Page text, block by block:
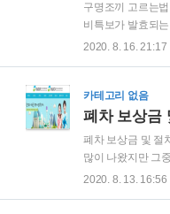
도록 하겠습니다.
카 일대 사막이
열립니다. 그리고
날카로운 모양을
구명조끼 고르는
비특보가 발효되
드시 구명조끼 또
요, 이는 어업인만
에서 수영을 즐기
전 뉴스에서도 보
등 물놀이를 즐기
민들은 혹시 어떤
있을 것이라고 생
2020. 8. 16. 21:17
카테고리 없음
폐차 보상금
폐차 보상금 및 절
많이 나왔지만 그
당했습니다. 이렇
2020. 8. 13. 16:56